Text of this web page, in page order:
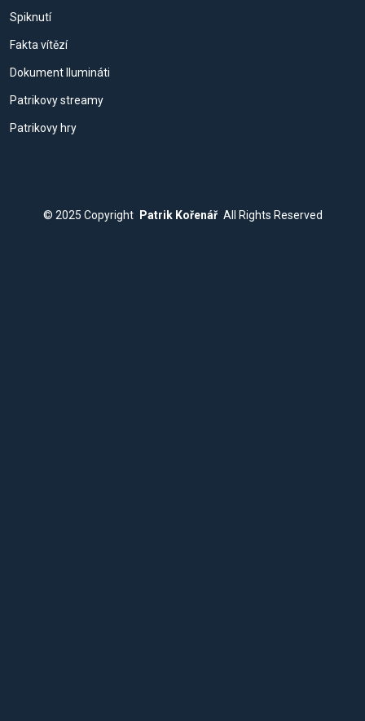
Spiknutí
Fakta vítězí
Dokument Ilumináti
Patrikovy streamy
Patrikovy hry
© 2025 Copyright Patrik Kořenář All Rights Reserved